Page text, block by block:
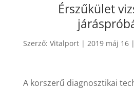
Érszűkület
Szerző: Vitalport| 2019 máj 16|
A korszerű diagnosztikai